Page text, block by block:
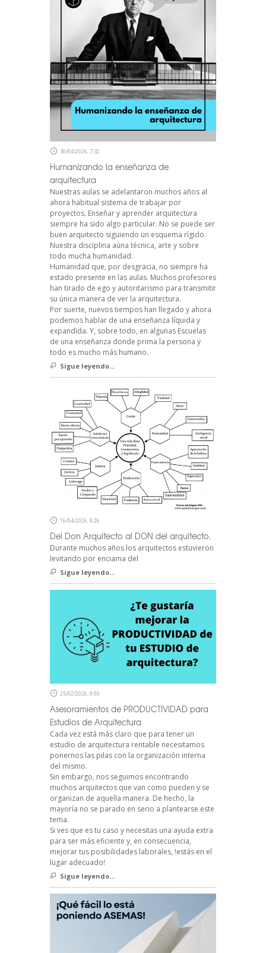
30/04/2026, 7:32
Humanizando la enseñanza de
arquitectura
Nuestras aulas se adelantaron muchos años al
ahora habitual sistema de trabajar por
proyectos. Enseñar y aprender arquitectura
siempre ha sido algo particular. No se puede ser
buen arquitecto siguiendo un esquema rígido.
Nuestra disciplina aúna técnica, arte y sobre
todo mucha humanidad.
Humanidad que, por desgracia, no siempre ha
estado presente en las aulas. Muchos profesores
han tirado de ego y autoritarismo para transmitir
su única manera de ver la arquitectura.
Por suerte, nuevos tiempos han llegado y ahora
podemos hablar de una enseñanza líquida y
expandida. Y, sobre todo, en algunas Escuelas
de una enseñanza donde prima la persona y
todo es mucho más humano.
Sigue leyendo...
16/04/2026, 8:26
Del Don Arquitecto al DON del arquitecto.
Durante muchos años los arquitectos estuvieron
levitando por enciama del
Sigue leyendo...
25/02/2026, 9:00
Asesoramientos de PRODUCTIVIDAD para
Estudios de Arquitectura
Cada vez está más claro que para tener un
estudio de arquitectura rentable necesitamos
ponernos las pilas con la organización interna
del mismo.
Sin embargo, nos seguimos encontrando
muchos arquitectos que van como pueden y se
organizan de aquella manera. De hecho, la
mayoría no se parado en serio a plantearse este
tema.
Si ves que es tu caso y necesitas una ayuda extra
para ser más eficiente y, en consecuencia,
mejorar tus posibilidades laborales, !estás en el
lugar adecuado!
Sigue leyendo...